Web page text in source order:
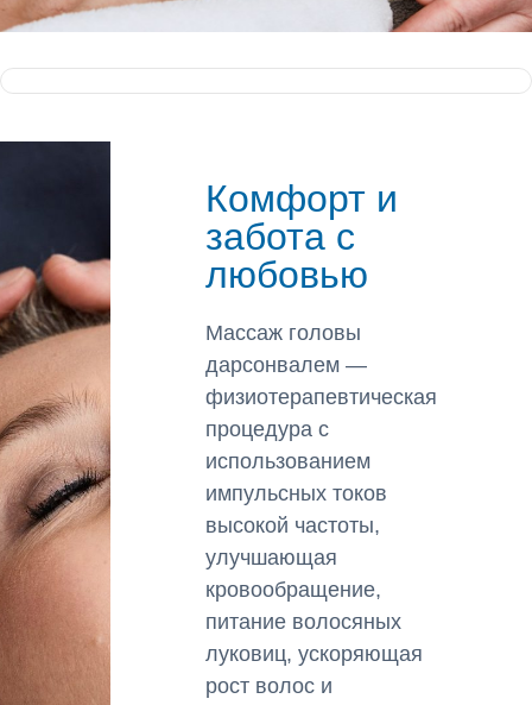
Комфорт и
забота с
любовью
Массаж головы
дарсонвалем —
физиотерапевтическая
процедура с
использованием
импульсных токов
высокой частоты,
улучшающая
кровообращение,
питание волосяных
луковиц, ускоряющая
рост волос и